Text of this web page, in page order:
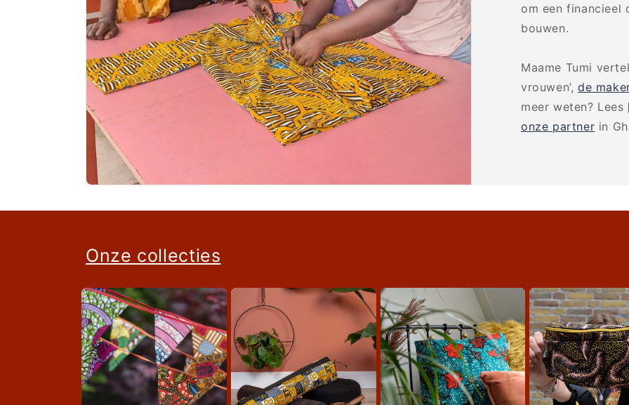
om een financieel
bouwen.
Maame Tumi
vrouwen’, de
meer weten? Lees
onze partner in
Onze collecties